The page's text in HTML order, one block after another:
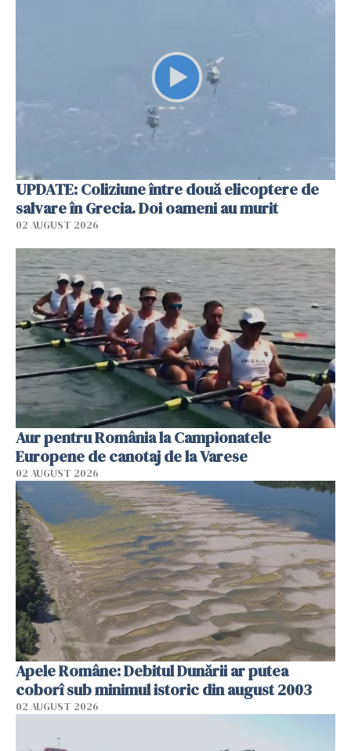
UPDATE: Coliziune între două elicoptere de
salvare în Grecia. Doi oameni au murit
02 AUGUST 2026
Aur pentru România la Campionatele
Europene de canotaj de la Varese
02 AUGUST 2026
Apele Române: Debitul Dunării ar putea
coborî sub minimul istoric din august 2003
02 AUGUST 2026